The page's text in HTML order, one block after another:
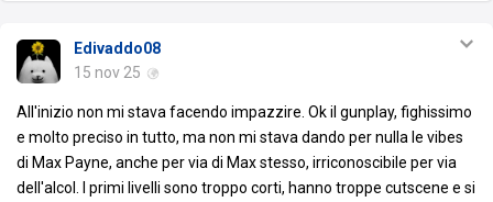
Edivaddo08
15 nov 25
All'inizio non mi stava facendo impazzire. Ok il gunplay, fighissimo
e molto preciso in tutto, ma non mi stava dando per nulla le vibes
di Max Payne, anche per via di Max stesso, irriconoscibile per via
dell'alcol. I primi livelli sono troppo corti, hanno troppe cutscene e si